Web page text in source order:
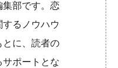
集部です。恋
るノウハウ
とに、読者の
ポートとな